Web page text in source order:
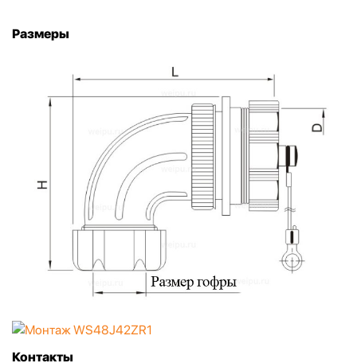
Размеры
Контакты